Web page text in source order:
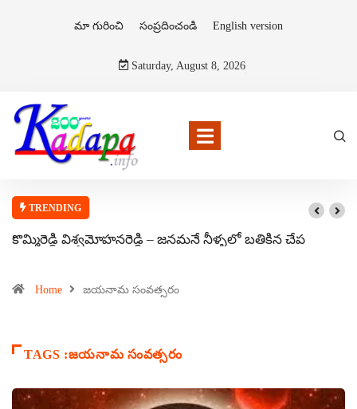
మా గురించి సంప్రదించండి English version
Saturday, August 8, 2026
TRENDING
కొమ్మిరెడ్డి విశ్వమోహనరెడ్డి – జనమనే నీళ్ళలో బతికిన చేప
Home జయనామ సంవత్సరం
TAGS :జయనామ సంవత్సరం